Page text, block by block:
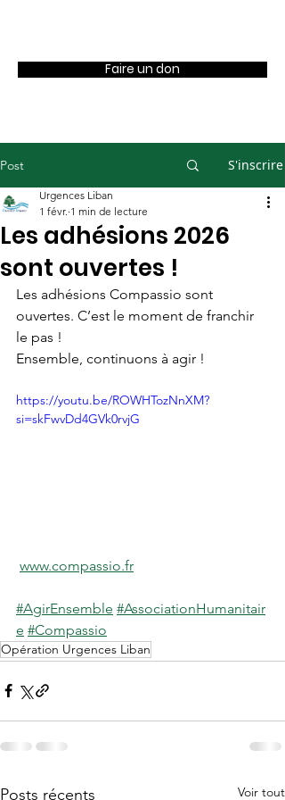
Faire un don
Post S'inscrire
Les adhésions 2026
sont ouvertes !
Urgences Liban
1 févr. 1 min de lecture
Les adhésions Compassio sont
ouvertes. C’est le moment de franchir
le pas !
Ensemble, continuons à agir !
https://youtu.be/ROWHTozNnXM?
si=skFwvDd4GVk0rvjG
www.compassio.fr
#AgirEnsemble #AssociationHumanitair
e #Compassio
Opération Urgences Liban
Posts récents Voir tout